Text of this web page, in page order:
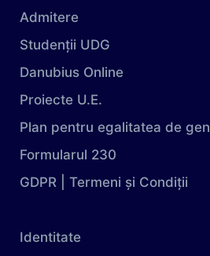
Admitere
Studenții UDG
Danubius Online
Proiecte U.E.
Plan pentru egalitatea de gen
Formularul 230
GDPR | Termeni și Condiții
Identitate